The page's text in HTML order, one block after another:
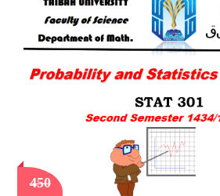
450